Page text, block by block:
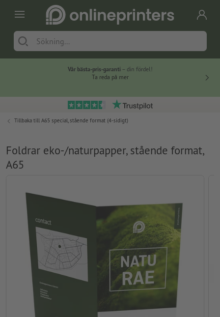
Vår bästa-pris-garanti – din fördel!
Ta reda på mer
Tillbaka till A65 special, stående format (4-sidigt)
Foldrar eko-/naturpapper, stående format,
A65